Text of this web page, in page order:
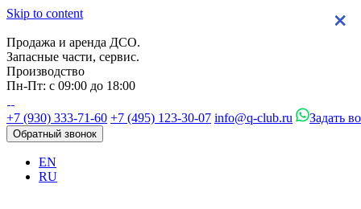
Skip to content
Продажа и аренда ДСО.
Запасные части, сервис.
Производство
Пн-Пт: с 09:00 до 18:00
+7 (930) 333-71-60 +7 (495) 123-30-07 info@q-club.ru Задать
Обратный звонок
EN
RU
×
×
×
×